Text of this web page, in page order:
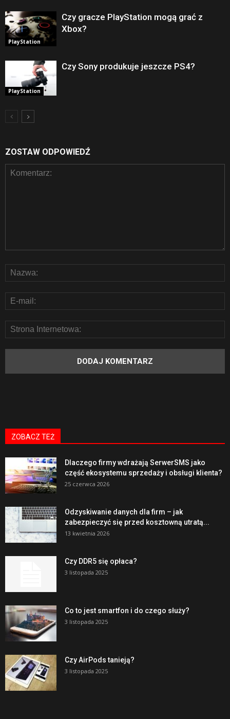
PlayStation
Czy gracze PlayStation mogą grać z
Xbox?
PlayStation
Czy Sony produkuje jeszcze PS4?
ZOSTAW ODPOWIEDŹ
ZOBACZ TEŻ
Dlaczego firmy wdrażają SerwerSMS jako
część ekosystemu sprzedaży i obsługi klienta?
25 czerwca 2026
Odzyskiwanie danych dla firm – jak
zabezpieczyć się przed kosztowną utratą...
13 kwietnia 2026
Czy DDR5 się opłaca?
3 listopada 2025
Co to jest smartfon i do czego służy?
3 listopada 2025
Czy AirPods tanieją?
3 listopada 2025